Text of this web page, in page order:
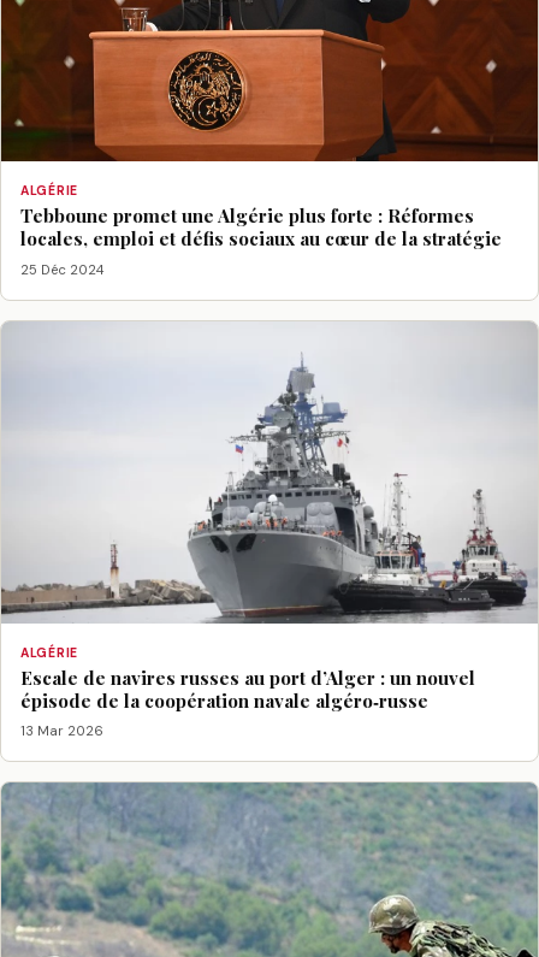
ALGÉRIE
Tebboune promet une Algérie plus forte : Réformes
locales, emploi et défis sociaux au cœur de la stratégie
25 Déc 2024
ALGÉRIE
Escale de navires russes au port d’Alger : un nouvel
épisode de la coopération navale algéro‑russe
13 Mar 2026